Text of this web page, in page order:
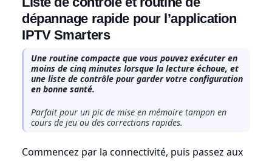
dépannage rapide pour l’application
IPTV Smarters
Une routine compacte que vous pouvez exécuter en
moins de cinq minutes lorsque la lecture échoue, et
une liste de contrôle pour garder votre configuration
en bonne santé.
Parfait pour un pic de mise en mémoire tampon en
cours de jeu ou des corrections rapides.
Commencez par la connectivité, puis passez aux